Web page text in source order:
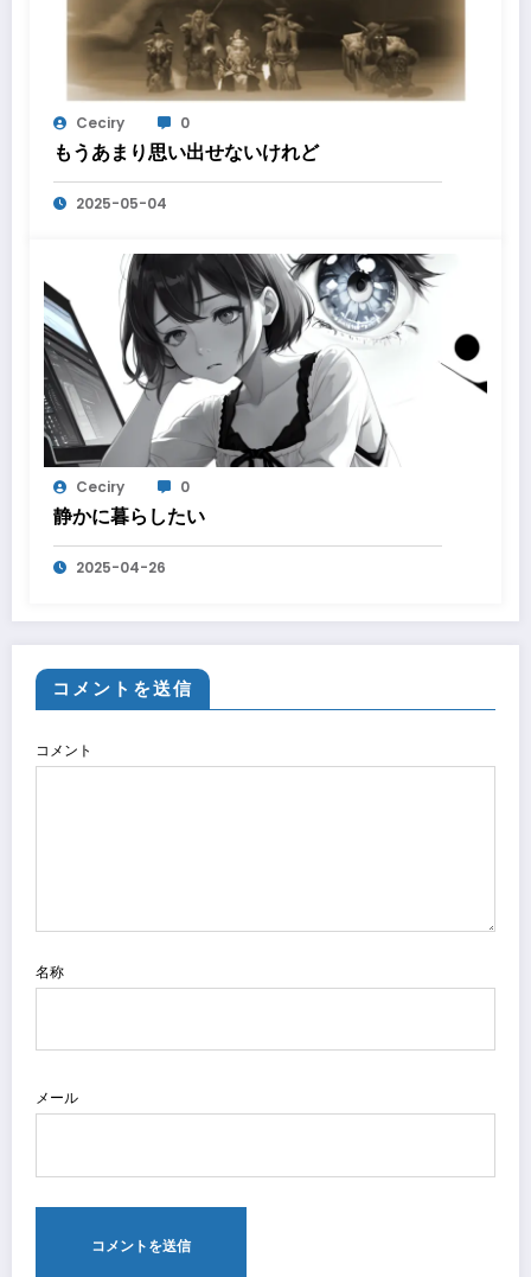
Ceciry 0
もうあまり思い出せないけれど
2025-05-04
Ceciry 0
静かに暮らしたい
2025-04-26
コメントを送信
コメント
名称
メール